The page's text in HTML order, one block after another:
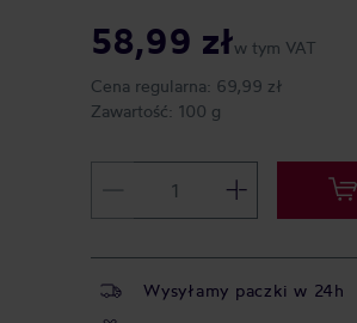
58,99 złw tym VAT
Cena regularna: 69,99 zł
Zawartość: 100 g
Wysyłamy paczki w 24h